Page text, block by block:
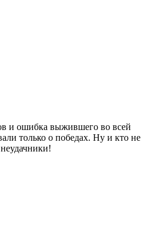
и ошибка выжившего во всей
только о победах. Ну и кто не